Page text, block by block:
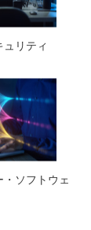
リティ
ソフトウェ